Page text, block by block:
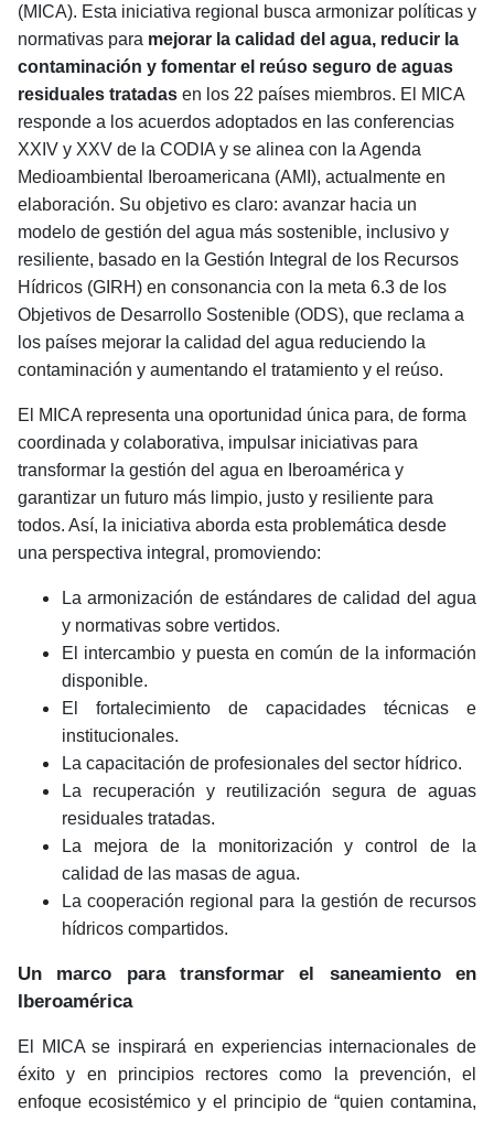
(MICA). Esta iniciativa regional busca armonizar políticas y
normativas para mejorar la calidad del agua, reducir la
contaminación y fomentar el reúso seguro de aguas
residuales tratadas en los 22 países miembros. El MICA
responde a los acuerdos adoptados en las conferencias
XXIV y XXV de la CODIA y se alinea con la Agenda
Medioambiental Iberoamericana (AMI), actualmente en
elaboración. Su objetivo es claro: avanzar hacia un
modelo de gestión del agua más sostenible, inclusivo y
resiliente, basado en la Gestión Integral de los Recursos
Hídricos (GIRH) en consonancia con la meta 6.3 de los
Objetivos de Desarrollo Sostenible (ODS), que reclama a
los países mejorar la calidad del agua reduciendo la
contaminación y aumentando el tratamiento y el reúso.
El MICA representa una oportunidad única para, de forma
coordinada y colaborativa, impulsar iniciativas para
transformar la gestión del agua en Iberoamérica y
garantizar un futuro más limpio, justo y resiliente para
todos. Así, la iniciativa aborda esta problemática desde
una perspectiva integral, promoviendo:
La armonización de estándares de calidad del agua
y normativas sobre vertidos.
El intercambio y puesta en común de la información
disponible.
El fortalecimiento de capacidades técnicas e
institucionales.
La capacitación de profesionales del sector hídrico.
La recuperación y reutilización segura de aguas
residuales tratadas.
La mejora de la monitorización y control de la
calidad de las masas de agua.
La cooperación regional para la gestión de recursos
hídricos compartidos.
Un marco para transformar el saneamiento en
Iberoamérica
El MICA se inspirará en experiencias internacionales de
éxito y en principios rectores como la prevención, el
enfoque ecosistémico y el principio de “quien contamina,